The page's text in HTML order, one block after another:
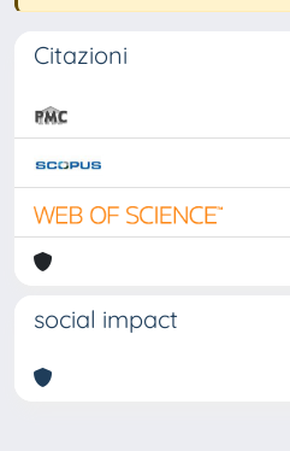
Citazioni
social impact